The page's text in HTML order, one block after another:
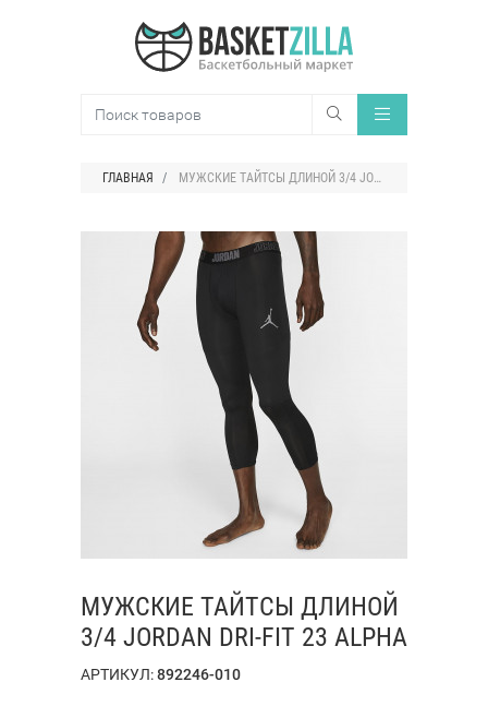
ГЛАВНАЯ МУЖСКИЕ ТАЙТСЫ ДЛИНОЙ 3/4 JORDAN DRI-FIT 23 ALPHA
МУЖСКИЕ ТАЙТСЫ ДЛИНОЙ
3/4 JORDAN DRI-FIT 23 ALPHA
АРТИКУЛ:892246-010